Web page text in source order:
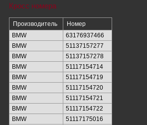
Кросс номера
Производитель
Номер
BMW
63176937466
BMW
51137157277
BMW
51137157278
BMW
51117154714
BMW
51117154719
BMW
51117154720
BMW
51117154721
BMW
51117154722
BMW
51117175016